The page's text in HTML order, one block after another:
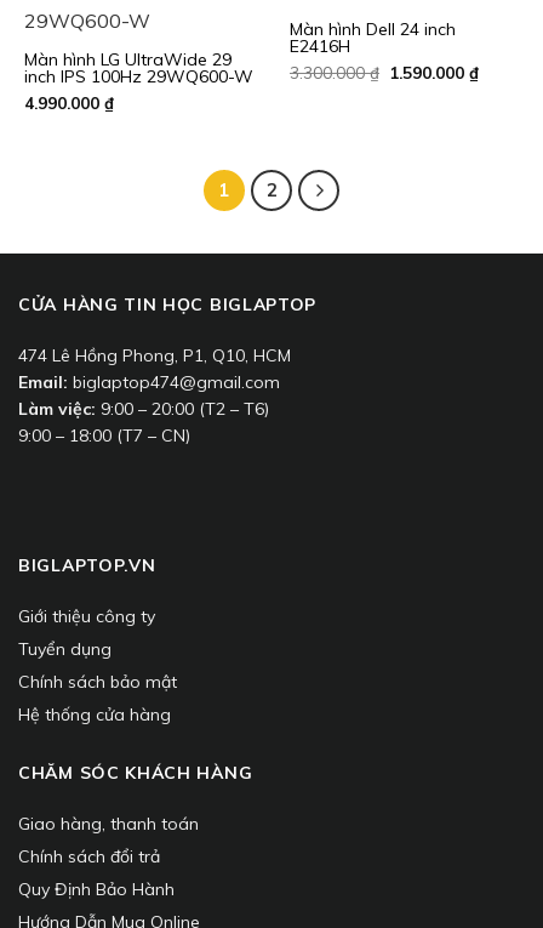
Màn hình LG UltraWide 29
inch IPS 100Hz 29WQ600-W
4.990.000 ₫
Màn hình Dell 24 inch
E2416H
3.300.000₫ Giá
1.590.000₫Giá
1 2
CỬA HÀNG TIN HỌC BIGLAPTOP
474 Lê Hồng Phong, P1, Q10, HCM
Email: biglaptop474@gmail.com
Làm việc: 9:00 – 20:00 (T2 – T6)
9:00 – 18:00 (T7 – CN)
BIGLAPTOP.VN
Giới thiệu công ty
Tuyển dụng
Chính sách bảo mật
Hệ thống cửa hàng
CHĂM SÓC KHÁCH HÀNG
Giao hàng, thanh toán
Chính sách đổi trả
Quy Định Bảo Hành
Hướng Dẫn Mua Online